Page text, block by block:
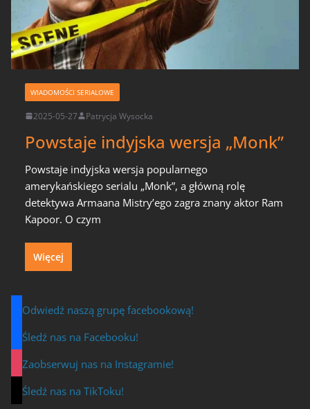
WIADOMOŚCI SERIALOWE
2025-05-27 Patrycja Wysocka
Powstaje indyjska wersja „Monk”
Powstaje indyjska wersja popularnego
amerykańskiego serialu „Monk”, a główną rolę
detektywa Armaana Mistry’ego zagra znany aktor Ram
Kapoor. O czym
Więcej
Odwiedź naszą grupę facebookową!
Śledź nas na Facebooku!
Zaobserwuj nas na Instagramie!
Śledź nas na TikToku!